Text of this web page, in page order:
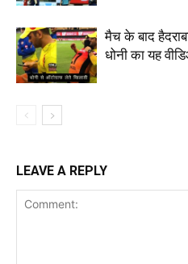
मैच के बाद
धोनी का यह
LEAVE A REPLY